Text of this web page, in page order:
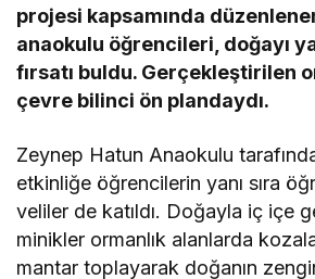
projesi kapsamında
anaokulu öğrencileri, doğayı
fırsatı buldu. Gerçekleştirilen
çevre bilinci ön plandaydı.
Zeynep Hatun Anaokulu
etkinliğe öğrencilerin yanı sıra
veliler de katıldı. Doğayla iç içe
minikler ormanlık alanlarda
mantar toplayarak doğanın